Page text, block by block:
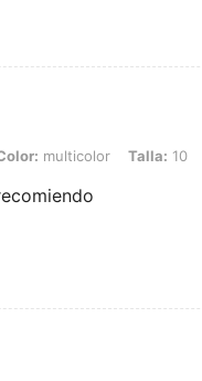
Talla: 10
multicolor Talla: 10